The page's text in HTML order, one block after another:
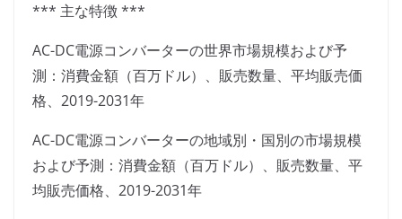
*** 主な特徴 ***
AC-DC電源コンバーターの世界市場規模および予
測：消費金額（百万ドル）、販売数量、平均販売価
格、2019-2031年
AC-DC電源コンバーターの地域別・国別の市場規模
および予測：消費金額（百万ドル）、販売数量、平
均販売価格、2019-2031年